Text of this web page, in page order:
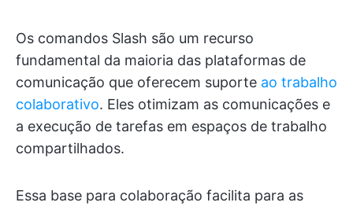
Os comandos Slash são um recurso
fundamental da maioria das plataformas de
comunicação que oferecem suporte ao trabalho
colaborativo. Eles otimizam as comunicações e
a execução de tarefas em espaços de trabalho
compartilhados.
Essa base para colaboração facilita para as